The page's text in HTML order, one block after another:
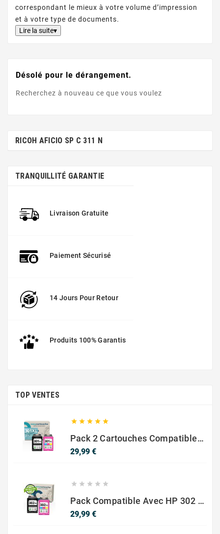
correspondant le mieux à votre volume d’impression
et à votre type de documents.
Lire la suite▾
Désolé pour le dérangement.
Recherchez à nouveau ce que vous voulez
RICOH AFICIO SP C 311 N
TRANQUILLITÉ GARANTIE
Livraison Gratuite
Paiement Sécurisé
14 Jours Pour Retour
Produits 100% Garantis
TOP VENTES
    
Pack 2 Cartouches Compatible Avec HP 301 XL Noir Et Couleur
29,99 €Prix
    
Pack Compatible Avec HP 302 XL Noir Et Couleur - SANS NIVEAU ENCRE
29,99 €Prix